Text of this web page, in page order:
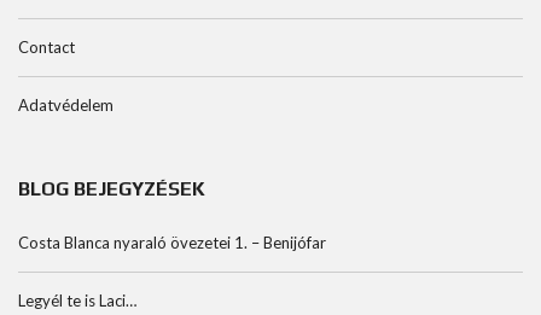
Contact
Adatvédelem
BLOG BEJEGYZÉSEK
Costa Blanca nyaraló övezetei 1. – Benijófar
Legyél te is Laci…